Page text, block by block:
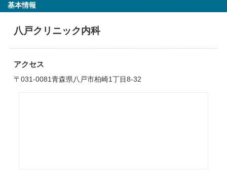
基本情報
八戸クリニック内科
アクセス
〒031-0081青森県八戸市柏崎1丁目8-32